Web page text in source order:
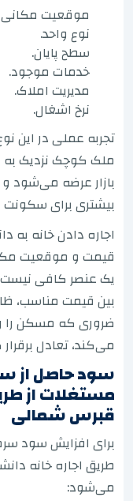
موقعیت
نوع واحد.
سطح پایان.
خدمات موجود.
مدیریت املاک.
نرخ اشغال.
تجربه عملی در این
ملک کوچک نزدیک به
بازار عرضه می‌شود
بیشتری برای سکونت
اجاره دادن خانه به
قیمت و موقعیت
یک عنصر کافی
بین قیمت مناسب،
ضروری که مسکن را
می‌کند، تعادل
سود حاصل از
مستغلات از
قبرس شمالی
برای افزایش سود
طریق اجاره خانه
می‌شود: